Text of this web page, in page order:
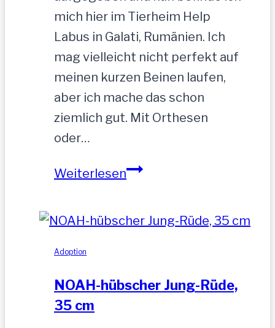
mich hier im Tierheim Help
Labus in Galati, Rumänien. Ich
mag vielleicht nicht perfekt auf
meinen kurzen Beinen laufen,
aber ich mache das schon
ziemlich gut. Mit Orthesen
oder…
WeiterlesenSandu
gesucht
Adoption
NOAH-hübscher Jung-Rüde,
35 cm